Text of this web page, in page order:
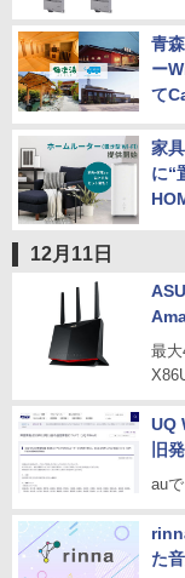
青
ー
て
家
に“
12月11日
最
UQ
旧
au
た